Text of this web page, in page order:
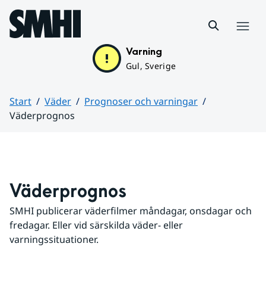
Hoppa till sidans innehåll
Varning
Gul, Sverige
Start Väder
Prognoser och varningar
Väderprognos
Väderprognos
SMHI publicerar väderfilmer måndagar, onsdagar och
fredagar. Eller vid särskilda väder- eller
varningssituationer.